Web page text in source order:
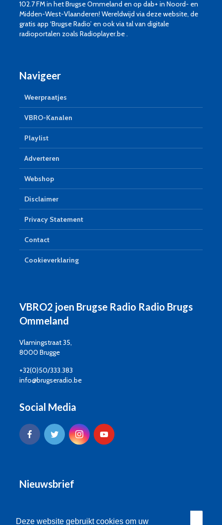
Deze website gebruikt cookies om uw
102.7 FM in het Brugse Ommeland en op dab+ in Noord- en
Midden-West-Vlaanderen! Wereldwijd via deze website, de
gratis app ‘Brugse Radio’ en ook via tal van digitale
radioportalen zoals Radioplayer.be .
Navigeer
Weerpraatjes
VBRO-Kanalen
Playlist
Adverteren
Webshop
Disclaimer
Privacy Statement
Contact
Cookieverklaring
VBRO2 joen Brugse Radio Radio Brugs
Ommeland
Vlamingstraat 35,
8000 Brugge
+32(0)50/333.383
info@brugseradio.be
Social Media
Nieuwsbrief